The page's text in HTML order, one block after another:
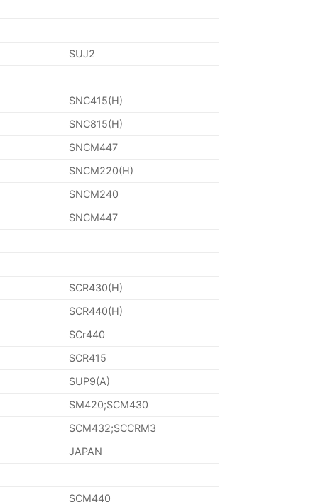
SUJ2
SNC415(H)
SNC815(H)
SNCM447
SNCM220(H)
SNCM240
SNCM447
SCR430(H)
SCR440(H)
SCr440
SCR415
SUP9(A)
SM420;SCM430
SCM432;SCCRM3
JAPAN
SCM440